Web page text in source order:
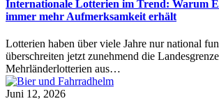
Internationale Lotterien im Trend: Warum
immer mehr Aufmerksamkeit erhält
Lotterien haben über viele Jahre nur national
überschreiten jetzt zunehmend die
Mehrländerlotterien aus…
Juni 12, 2026